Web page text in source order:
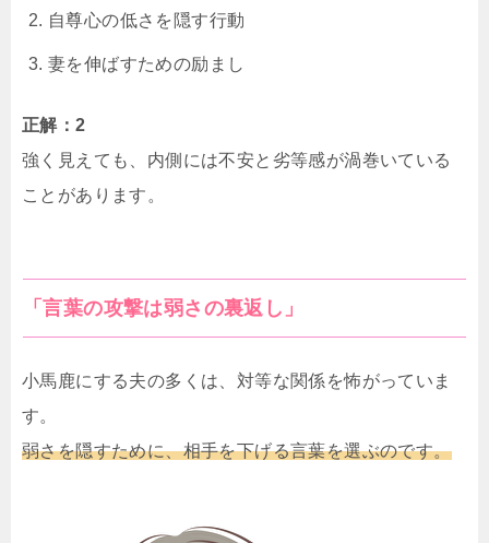
自尊心の低さを隠す行動
妻を伸ばすための励まし
正解：2
強く見えても、内側には不安と劣等感が渦巻いている
ことがあります。
「言葉の攻撃は弱さの裏返し」
小馬鹿にする夫の多くは、対等な関係を怖がっていま
す。
弱さを隠すために、相手を下げる言葉を選ぶのです。